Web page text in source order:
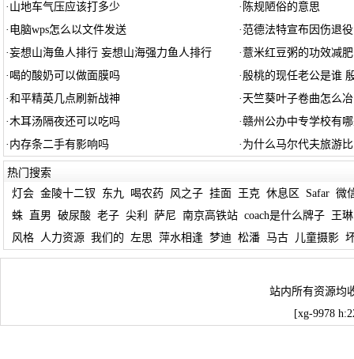
· 山地车气压应该打多少 · 陈规陋俗的意思
· 电脑wps怎么以文件发送 · 范德法特宣布因伤退
·妄想山海鱼人排行 妄想山海强力鱼人排行 ·薏米红豆粥的功效减
· 喝的酸奶可以做面膜吗 · 殷桃的现任老公是谁
·和平精英几点刷新战神 · 天竺葵叶子卷曲怎么
·木耳汤隔夜还可以吃吗 ·赣州公办中专学校有
· 内存条二手有影响吗 · 为什么马尔代夫旅游
热门搜索
灯会 金陵十二钗 东九 喝农药 风之子 挂面 王克 休息区 Safar 微
蛛
直男 破尿酸 老子 尖利 萨尼 南京高铁站 coach是什么牌子
王琳
风格
人力资源 我们的 左思 萍水相逢 梦迪 松潘 马古 儿童摄影
站内所有资源均
[xg-9978